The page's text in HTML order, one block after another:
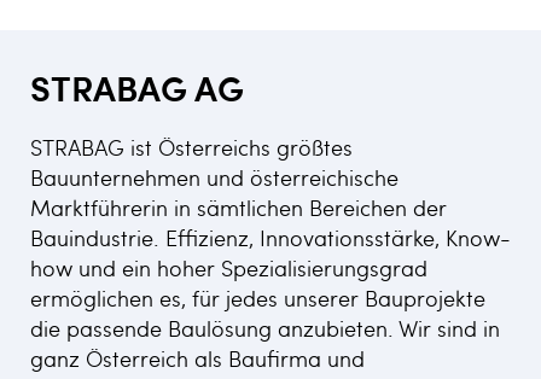
STRABAG AG
STRABAG ist Österreichs größtes
Bauunternehmen und österreichische
Marktführerin in sämtlichen Bereichen der
Bauindustrie. Effizienz, Innovationsstärke, Know-
how und ein hoher Spezialisierungsgrad
ermöglichen es, für jedes unserer Bauprojekte
die passende Baulösung anzubieten. Wir sind in
ganz Österreich als Baufirma und